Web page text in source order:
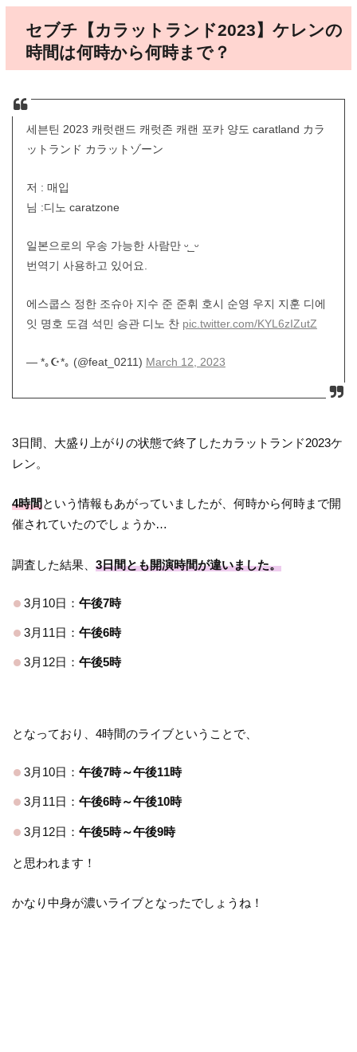
セブチ【カラットランド2023】ケレンの
時間は何時から何時まで？
세븐틴 2023 캐럿랜드 캐럿존 캐랜 포카 양도 caratland カラ
ットランド カラットゾーン
저 : 매입
님 :디노 caratzone
일본으로의 우송 가능한 사람만 ᵕ̩_ᵕ
번역기 사용하고 있어요.
에스쿱스 정한 조슈아 지수 준 준휘 호시 순영 우지 지훈 디에
잇 명호 도겸 석민 승관 디노 찬 pic.twitter.com/KYL6zIZutZ
— *｡☪︎*｡ (@feat_0211) March 12, 2023
3日間、大盛り上がりの状態で終了したカラットランド2023ケ
レン。
4時間という情報もあがっていましたが、何時から何時まで開
催されていたのでしょうか…
調査した結果、3日間とも開演時間が違いました。
3月10日：午後7時
3月11日：午後6時
3月12日：午後5時
となっており、4時間のライブということで、
3月10日：午後7時～午後11時
3月11日：午後6時～午後10時
3月12日：午後5時～午後9時
と思われます！
かなり中身が濃いライブとなったでしょうね！